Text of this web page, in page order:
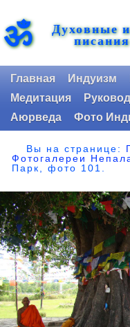
ॐ Духовные
Главная Индуизм
Медитация
Аюрведа
Фото
Вы на странице:
Фотогалереи
Парк,фото 101.